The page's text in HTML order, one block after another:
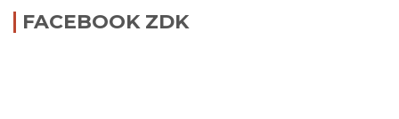
FACEBOOK ZDK